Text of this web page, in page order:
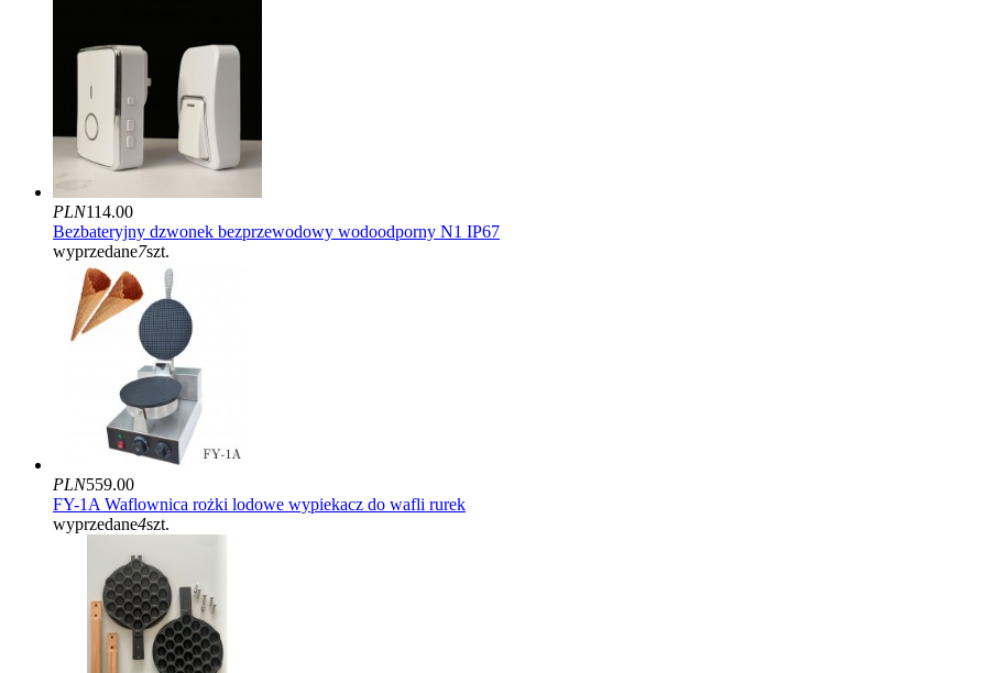
PLN114.00
Bezbateryjny dzwonek bezprzewodowy wodoodporny N1 IP67
wyprzedane7szt.
PLN559.00
FY-1A Waflownica rożki lodowe wypiekacz do wafli rurek
wyprzedane4szt.